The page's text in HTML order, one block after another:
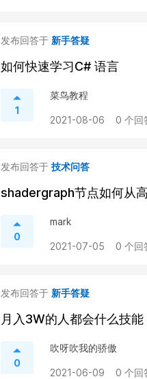
发布回答于 新手答疑
如何快速学习C# 语言
1
菜鸟教程
2021-08-06 0 个回
发布回答于 技术问答
shadergraph节点如何从
0
mark
2021-07-05 0 个回
发布回答于 新手答疑
月入3W的人都会什么技能
0
吹呀吹我的骄傲
2021-06-09 0 个回